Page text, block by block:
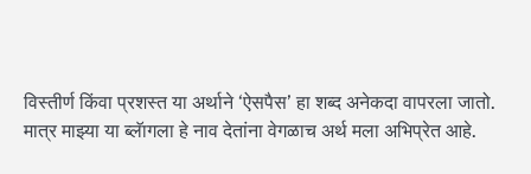
विस्तीर्ण किंवा प्रशस्त या अर्थाने ‘ऐसपैस’ हा शब्द अनेकदा वापरला जातो.
मात्र माझ्या या ब्लॅागला हे नाव देतांना वेगळाच अर्थ मला अभिप्रेत आहे.